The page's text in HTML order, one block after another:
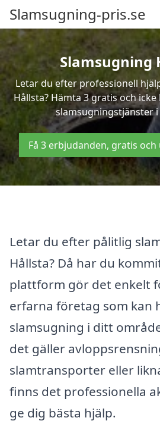
Slamsugning-pris.se
Slamsugning
Letar du efter professionell
Hållsta? Hämta 3 gratis och
slamsugningstjänster i
Få 3 erbjudanden, gratis
Letar du efter pålitlig
Hållsta? Då har du
plattform gör det enkelt
erfarna företag som kan
slamsugning i ditt
det gäller
slamtransporter eller
finns det professionella
ge dig bästa hjälp.